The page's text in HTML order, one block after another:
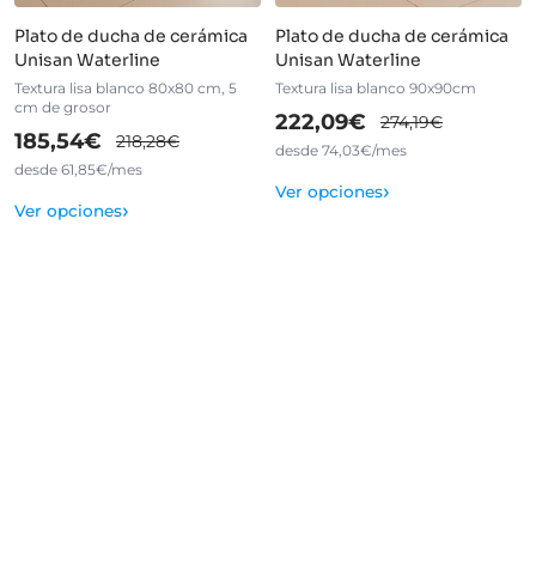
Plato de ducha de cerámica
Unisan Waterline
Textura lisa blanco 80x80 cm, 5
cm de grosor
185,54€ 218,28€
desde 61,85€/mes
Ver opciones›
Plato de ducha de cerámica
Unisan Waterline
Textura lisa blanco 90x90cm
222,09€ 274,19€
desde 74,03€/mes
Ver opciones›